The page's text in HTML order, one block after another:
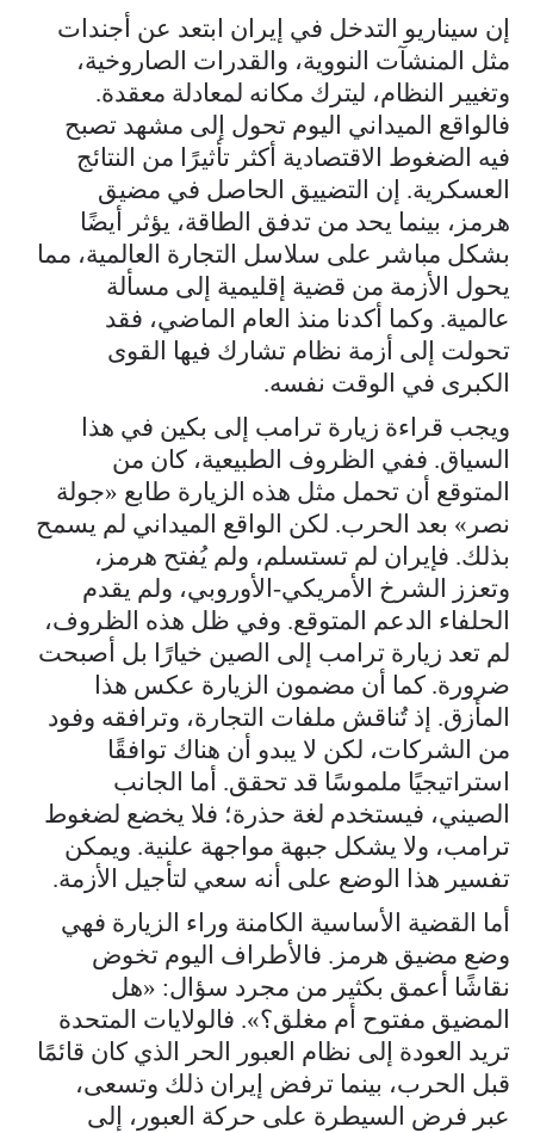
إن سيناريو التدخل في إيران ابتعد عن أجندات
مثل المنشآت النووية، والقدرات الصاروخية،
وتغيير النظام، ليترك مكانه لمعادلة معقدة.
فالواقع الميداني اليوم تحول إلى مشهد تصبح
فيه الضغوط الاقتصادية أكثر تأثيرًا من النتائج
العسكرية. إن التضييق الحاصل في مضيق
هرمز، بينما يحد من تدفق الطاقة، يؤثر أيضًا
بشكل مباشر على سلاسل التجارة العالمية، مما
يحول الأزمة من قضية إقليمية إلى مسألة
عالمية. وكما أكدنا منذ العام الماضي، فقد
تحولت إلى أزمة نظام تشارك فيها القوى
الكبرى في الوقت نفسه.
ويجب قراءة زيارة ترامب إلى بكين في هذا
السياق. ففي الظروف الطبيعية، كان من
المتوقع أن تحمل مثل هذه الزيارة طابع «جولة
نصر» بعد الحرب. لكن الواقع الميداني لم يسمح
بذلك. فإيران لم تستسلم، ولم يُفتح هرمز،
وتعزز الشرخ الأمريكي-الأوروبي، ولم يقدم
الحلفاء الدعم المتوقع. وفي ظل هذه الظروف،
لم تعد زيارة ترامب إلى الصين خيارًا بل أصبحت
ضرورة. كما أن مضمون الزيارة عكس هذا
المأزق. إذ تُناقش ملفات التجارة، وترافقه وفود
من الشركات، لكن لا يبدو أن هناك توافقًا
استراتيجيًا ملموسًا قد تحقق. أما الجانب
الصيني، فيستخدم لغة حذرة؛ فلا يخضع لضغوط
ترامب، ولا يشكل جبهة مواجهة علنية. ويمكن
تفسير هذا الوضع على أنه سعي لتأجيل الأزمة.
أما القضية الأساسية الكامنة وراء الزيارة فهي
وضع مضيق هرمز. فالأطراف اليوم تخوض
نقاشًا أعمق بكثير من مجرد سؤال: «هل
المضيق مفتوح أم مغلق؟». فالولايات المتحدة
تريد العودة إلى نظام العبور الحر الذي كان قائمًا
قبل الحرب، بينما ترفض إيران ذلك وتسعى،
عبر فرض السيطرة على حركة العبور، إلى